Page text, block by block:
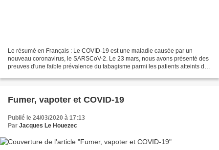
Le résumé en Français : Le COVID-19 est une maladie causée par un
nouveau coronavirus, le SARSCoV-2. Le 23 mars, nous avons présenté des
preuves d'une faible prévalence du tabagisme parmi les patients atteints de
Fumer, vapoter et COVID-19
Publié le 24/03/2020 à 17:13
Par Jacques Le Houezec